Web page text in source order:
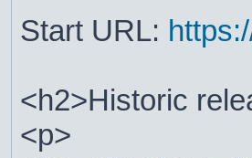
Start URL:
<h2>Historic
<p>